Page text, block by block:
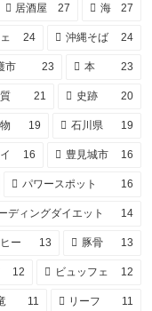
居酒屋 27 海 27
24 沖縄そば 24
市 23 本 23
21 史跡 20
19 石川県 19
16 豊見城市 16
パワースポット 16
ディングダイエット 14
ー 13 豚骨 13
12 ビュッフェ 12
11 リーフ 11